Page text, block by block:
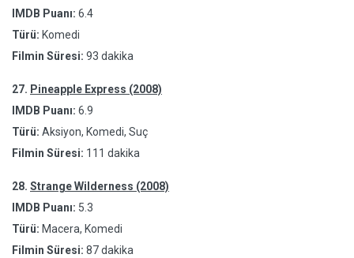
IMDB Puanı: 6.4
Türü: Komedi
Filmin Süresi: 93 dakika
27. Pineapple Express (2008)
IMDB Puanı: 6.9
Türü: Aksiyon, Komedi, Suç
Filmin Süresi: 111 dakika
28. Strange Wilderness (2008)
IMDB Puanı: 5.3
Türü: Macera, Komedi
Filmin Süresi: 87 dakika